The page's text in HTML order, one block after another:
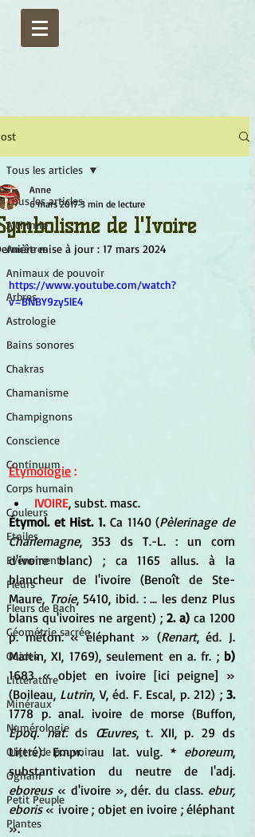
Tous les articles
Alchimie
Ancêtres
Animaux de pouvoir
Arbres
Astrologie
Bains sonores
Chakras
Chamanisme
Champignons
Conscience
Continuum
Corps humain
Couleurs
Etoiles
Evénements
Fleurs
Fleurs de Bach
Géométrie sacrée
Guides
Littérature
Minéraux
Numérologie
Objets de pouvoir
Ogham
Petit Peuple
Plantes
Tous les articles
de l'Ivoire
Anne
6 mars 2017 3 min de lecture
mise à jour : 17 mars 2024
https://www.youtube.com/watch?
v=BNBY9zy5lE4
Étymologie :
IVOIRE, subst. masc.
Étymol. et Hist. 1. Ca 1140 (Pèlerinage de
Charlemagne, 353 ds T.-L. : un corn
d'ivoire blanc) ; ca 1165 allus. à la
blancheur de l'ivoire (Benoît de Ste-
Maure, Troie, 5410, ibid. : ... les denz Plus
blans qu'ivoires ne argent) ; 2. a) ca 1200
p. méton. « éléphant » (Renart, éd. J.
Martin, XI, 1769), seulement en a. fr. ;
1683 « objet en ivoire [ici peigne] »
(Boileau, Lutrin, V, éd. F. Escal, p. 212) ; 3.
Époq. nat. ds Œuvres, t. XII, p. 29 ds
Littré). Empr. au lat. vulg. * eboreum,
eboreus « d'ivoire », dér. du class. ebur,
eboris « ivoire ; objet en ivoire ; éléphant
».